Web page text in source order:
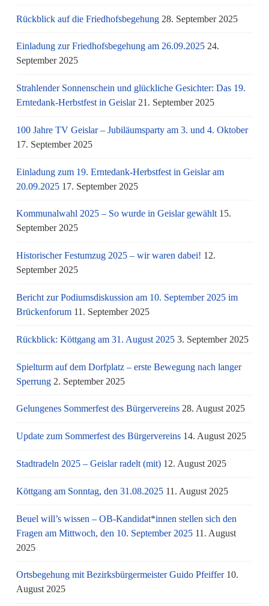
Rückblick auf die Friedhofsbegehung 28. September 2025
Einladung zur Friedhofsbegehung am 26.09.2025 24.
September 2025
Strahlender Sonnenschein und glückliche Gesichter: Das 19.
Erntedank-Herbstfest in Geislar 21. September 2025
100 Jahre TV Geislar – Jubiläumsparty am 3. und 4. Oktober
17. September 2025
Einladung zum 19. Erntedank-Herbstfest in Geislar am
20.09.2025 17. September 2025
Kommunalwahl 2025 – So wurde in Geislar gewählt 15.
September 2025
Historischer Festumzug 2025 – wir waren dabei! 12.
September 2025
Bericht zur Podiumsdiskussion am 10. September 2025 im
Brückenforum 11. September 2025
Rückblick: Köttgang am 31. August 2025 3. September 2025
Spielturm auf dem Dorfplatz – erste Bewegung nach langer
Sperrung 2. September 2025
Gelungenes Sommerfest des Bürgervereins 28. August 2025
Update zum Sommerfest des Bürgervereins 14. August 2025
Stadtradeln 2025 – Geislar radelt (mit) 12. August 2025
Köttgang am Sonntag, den 31.08.2025 11. August 2025
Beuel will’s wissen – OB-Kandidat*innen stellen sich den
Fragen am Mittwoch, den 10. September 2025 11. August
2025
Ortsbegehung mit Bezirksbürgermeister Guido Pfeiffer 10.
August 2025